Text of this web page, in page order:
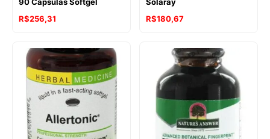
R$256,31
R$180,67